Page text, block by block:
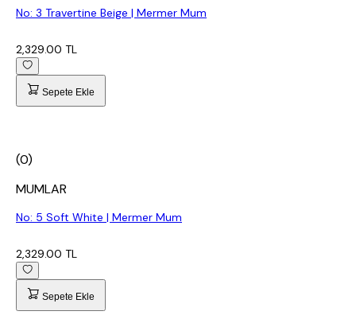
No: 3 Travertine Beige | Mermer Mum
2,329.00 TL
Sepete Ekle
(0)
MUMLAR
No: 5 Soft White | Mermer Mum
2,329.00 TL
Sepete Ekle